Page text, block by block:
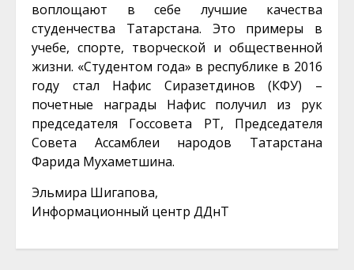
воплощают в себе лучшие качества
студенчества Татарстана. Это примеры в
учебе, спорте, творческой и общественной
жизни. «Студентом года» в республике в 2016
году стал Нафис Сиразетдинов (КФУ) –
почетные награды Нафис получил из рук
председателя Госсовета РТ, Председателя
Совета Ассамблеи народов Татарстана
Фарида Мухаметшина.
Эльмира Шигапова,
Информационный центр ДДнТ